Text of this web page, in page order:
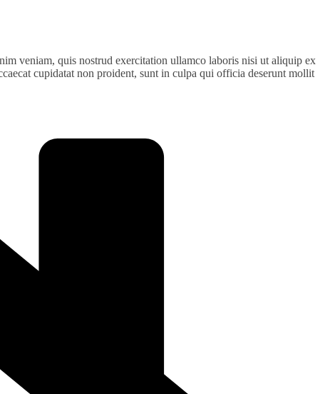
veniam, quis nostrud exercitation ullamco laboris nisi ut aliquip ex
cupidatat non proident, sunt in culpa qui officia deserunt mollit